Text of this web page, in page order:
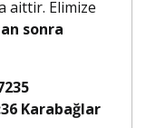
aittir. Elimize
sonra
Karabağlar